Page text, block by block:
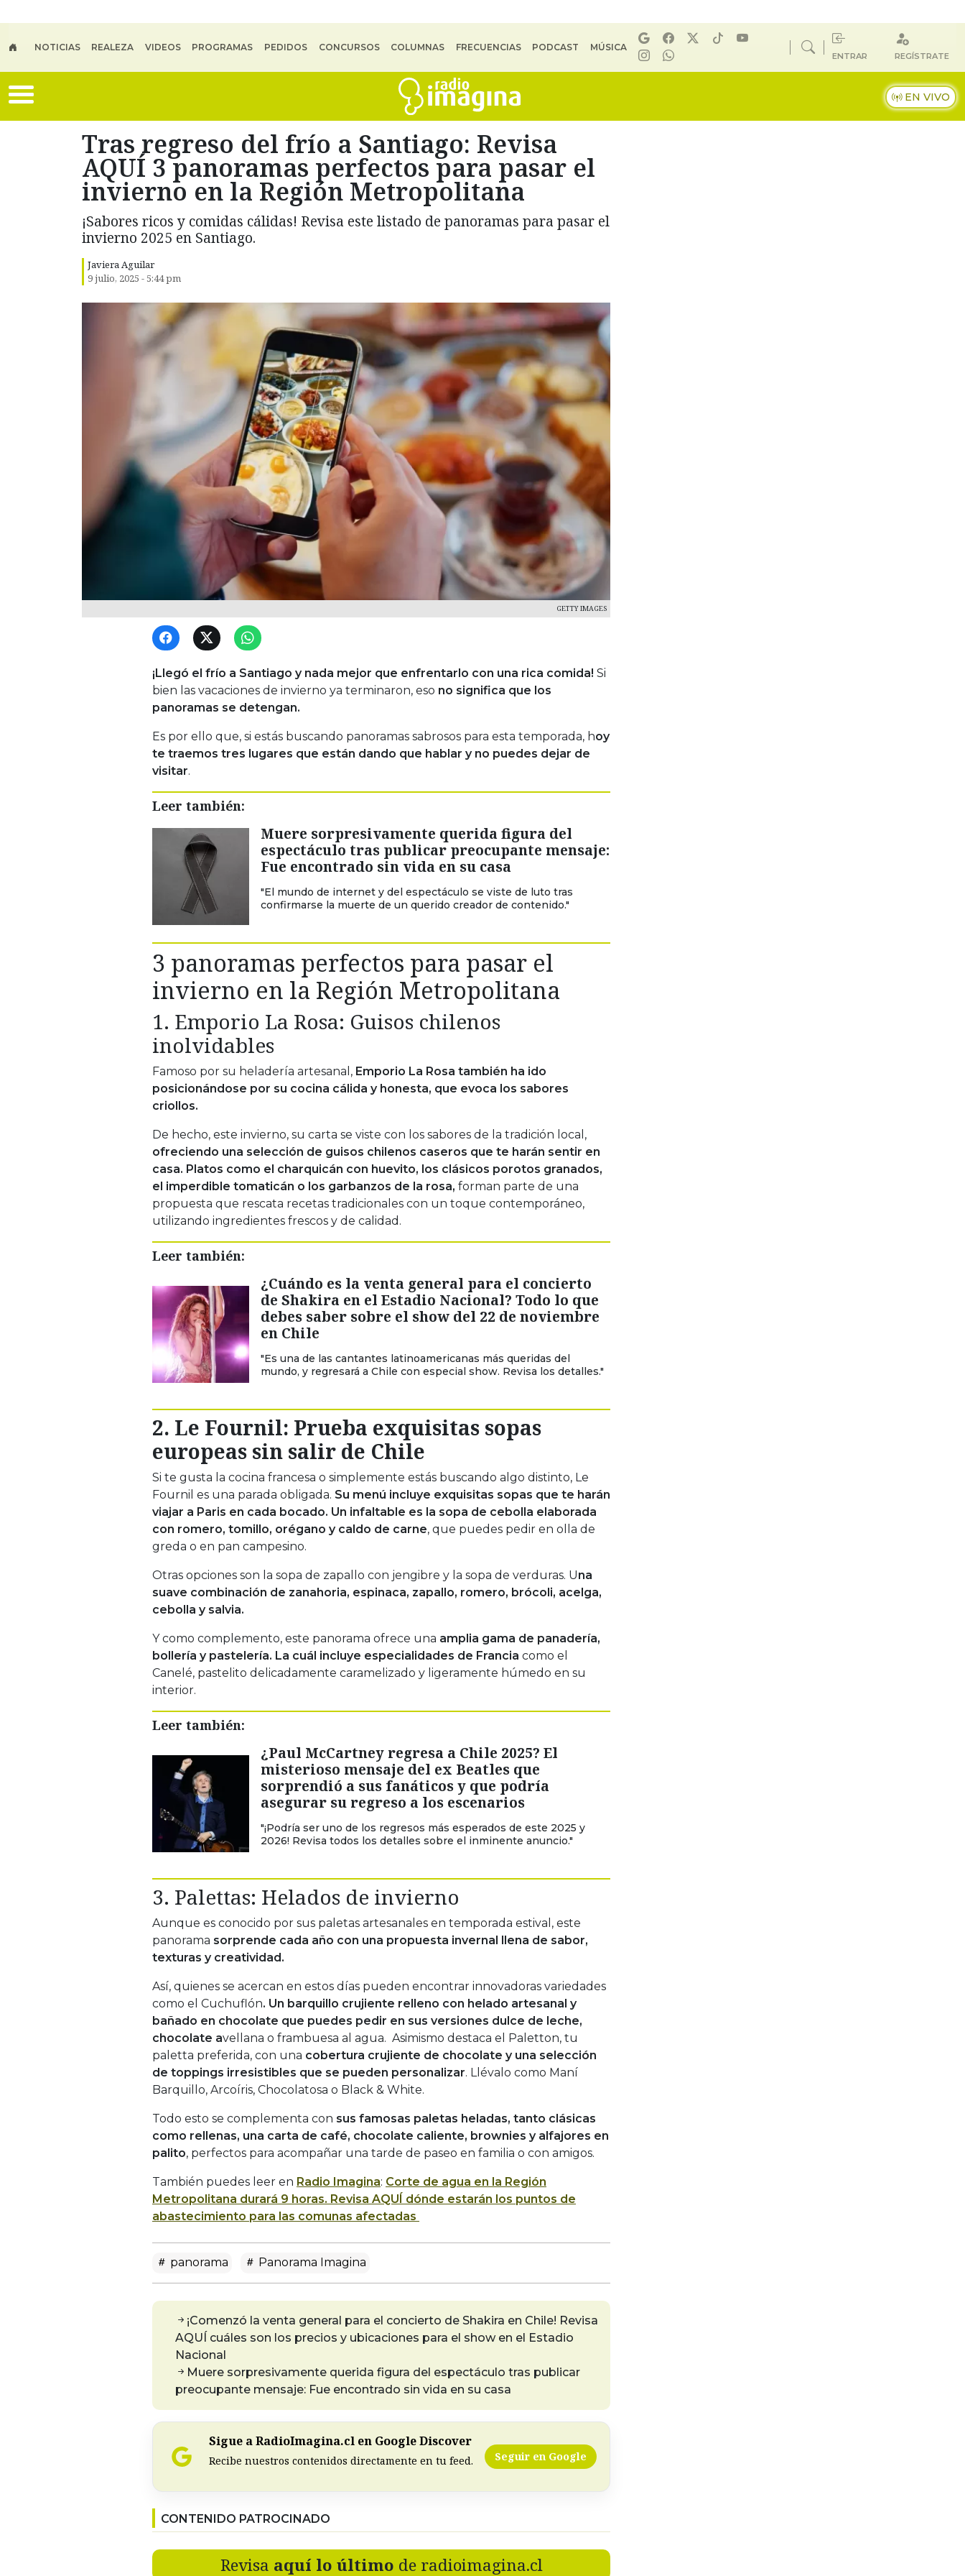
NOTICIAS REALEZA VIDEOS PROGRAMAS PEDIDOS CONCURSOS COLUMNAS FRECUENCIAS PODCAST MÚSICA
ENTRAR REGÍSTRATE
EN VIVO
Tras regreso del frío a Santiago: Revisa
AQUÍ 3 panoramas perfectos para pasar el
invierno en la Región Metropolitana
¡Sabores ricos y comidas cálidas! Revisa este listado de panoramas para pasar el
invierno 2025 en Santiago.
Javiera Aguilar
9 julio, 2025 - 5:44 pm
GETTY IMAGES
¡Llegó el frío a Santiago y nada mejor que enfrentarlo con una rica comida! Si
bien las vacaciones de invierno ya terminaron, eso no significa que los
panoramas se detengan.
Es por ello que, si estás buscando panoramas sabrosos para esta temporada, hoy
te traemos tres lugares que están dando que hablar y no puedes dejar de
visitar.
Leer también:
Muere sorpresivamente querida figura del
espectáculo tras publicar preocupante mensaje:
Fue encontrado sin vida en su casa
"El mundo de internet y del espectáculo se viste de luto tras
confirmarse la muerte de un querido creador de contenido."
3 panoramas perfectos para pasar el
invierno en la Región Metropolitana
1. Emporio La Rosa: Guisos chilenos
inolvidables
Famoso por su heladería artesanal, Emporio La Rosa también ha ido
posicionándose por su cocina cálida y honesta, que evoca los sabores
criollos.
De hecho, este invierno, su carta se viste con los sabores de la tradición local,
ofreciendo una selección de guisos chilenos caseros que te harán sentir en
casa. Platos como el charquicán con huevito, los clásicos porotos granados,
el imperdible tomaticán o los garbanzos de la rosa, forman parte de una
propuesta que rescata recetas tradicionales con un toque contemporáneo,
utilizando ingredientes frescos y de calidad.
Leer también:
¿Cuándo es la venta general para el concierto
de Shakira en el Estadio Nacional? Todo lo que
debes saber sobre el show del 22 de noviembre
en Chile
"Es una de las cantantes latinoamericanas más queridas del
mundo, y regresará a Chile con especial show. Revisa los detalles."
2. Le Fournil: Prueba exquisitas sopas
europeas sin salir de Chile
Si te gusta la cocina francesa o simplemente estás buscando algo distinto, Le
Fournil es una parada obligada. Su menú incluye exquisitas sopas que te harán
viajar a Paris en cada bocado. Un infaltable es la sopa de cebolla elaborada
con romero, tomillo, orégano y caldo de carne, que puedes pedir en olla de
greda o en pan campesino.
Otras opciones son la sopa de zapallo con jengibre y la sopa de verduras. Una
suave combinación de zanahoria, espinaca, zapallo, romero, brócoli, acelga,
cebolla y salvia.
Y como complemento, este panorama ofrece una amplia gama de panadería,
bollería y pastelería. La cuál incluye especialidades de Francia como el
Canelé, pastelito delicadamente caramelizado y ligeramente húmedo en su
interior.
Leer también:
¿Paul McCartney regresa a Chile 2025? El
misterioso mensaje del ex Beatles que
sorprendió a sus fanáticos y que podría
asegurar su regreso a los escenarios
"¡Podría ser uno de los regresos más esperados de este 2025 y
2026! Revisa todos los detalles sobre el inminente anuncio."
3. Palettas: Helados de invierno
Aunque es conocido por sus paletas artesanales en temporada estival, este
panorama sorprende cada año con una propuesta invernal llena de sabor,
texturas y creatividad.
Así, quienes se acercan en estos días pueden encontrar innovadoras variedades
como el Cuchuflón. Un barquillo crujiente relleno con helado artesanal y
bañado en chocolate que puedes pedir en sus versiones dulce de leche,
chocolate avellana o frambuesa al agua. Asimismo destaca el Paletton, tu
paletta preferida, con una cobertura crujiente de chocolate y una selección
de toppings irresistibles que se pueden personalizar. Llévalo como Maní
Barquillo, Arcoíris, Chocolatosa o Black & White.
Todo esto se complementa con sus famosas paletas heladas, tanto clásicas
como rellenas, una carta de café, chocolate caliente, brownies y alfajores en
palito, perfectos para acompañar una tarde de paseo en familia o con amigos.
También puedes leer en Radio Imagina: Corte de agua en la Región
Metropolitana durará 9 horas. Revisa AQUÍ dónde estarán los puntos de
abastecimiento para las comunas afectadas
panorama Panorama Imagina
¡Comenzó la venta general para el concierto de Shakira en Chile! Revisa
AQUÍ cuáles son los precios y ubicaciones para el show en el Estadio
Nacional
Muere sorpresivamente querida figura del espectáculo tras publicar
preocupante mensaje: Fue encontrado sin vida en su casa
Sigue a RadioImagina.cl en Google Discover
Recibe nuestros contenidos directamente en tu feed. Seguir en Google
CONTENIDO PATROCINADO
Revisa aquí lo último de radioimagina.cl